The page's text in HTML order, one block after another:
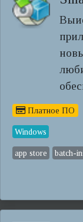
Платное ПО
Windows
app store batch-